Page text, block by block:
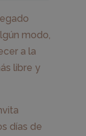
modo,
a la
libre y
días de